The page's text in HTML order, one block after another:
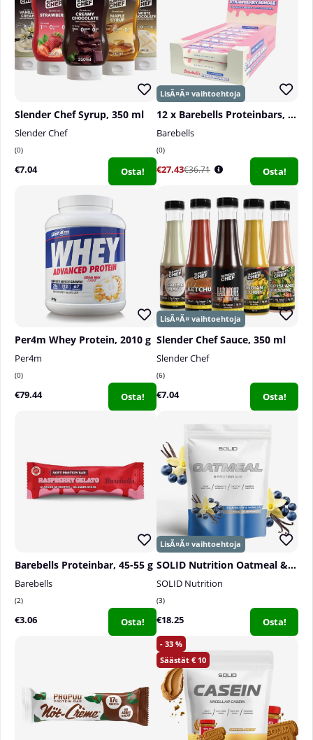
Tietoa:Tämä on ravintolisä eikä sitä tule käyttää
vaihtoehtona monipuoliselle ruokavaliolle.
Säilytettävä ötkomligt för barn. Suositeltua
päivittäistä annosta ei tule ylittää.
Ravintolisä alfa-lipoiinihapolla.
Slender Chef Syrup, 350 ml
Slender Chef
0
€7.04 Osta!
12 x Barebells Proteinbars, 55 g
Barebells
0
€27.43€36.71 Osta!
Per4m Whey Protein, 2010 g
Per4m
0
€79.44 Osta!
Slender Chef Sauce, 350 ml
Slender Chef
6
€7.04 Osta!
Barebells Proteinbar, 45-55 g
Barebells
2
€3.06 Osta!
SOLID Nutrition Oatmeal & Protein Mix, 750 g
SOLID Nutrition
3
€18.25 Osta!
33
10